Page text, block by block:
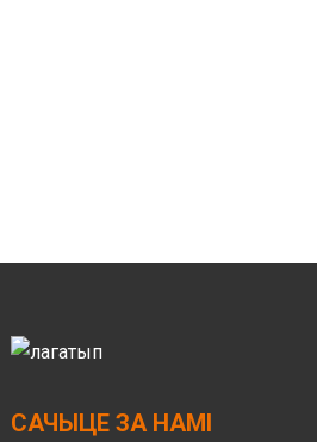
САЧЫЦЕ ЗА НАМІ